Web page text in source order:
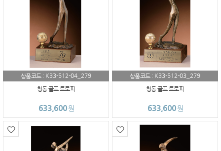
상품코드 : K33-512-04_279
청동 골프 트로피
633,600원
상품코드 : K33-512-03_279
청동 골프 트로피
633,600원